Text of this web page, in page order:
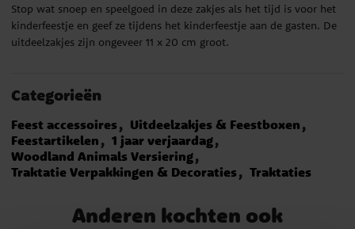
Stop wat snoep en speelgoed in deze zakjes als het tijd is voor het
kinderfeestje en geef ze tijdens het kinderfeestje aan de gasten. De
uitdeelzakjes zijn ongeveer 11 x 20 cm groot.
Categorieën
Feest accessoires
Uitdeelzakjes & Feestboxen
Feestartikelen
1 jaar verjaardag
Woodland Animals Versiering
Traktatie Verpakkingen & Decoraties
Traktaties
Anderen kochten ook